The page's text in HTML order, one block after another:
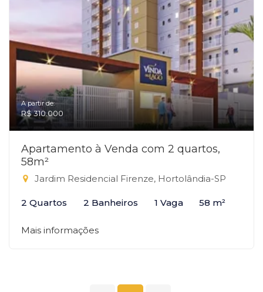
A partir de:
R$ 310.000
Apartamento à Venda com 2 quartos,
58m²
Jardim Residencial Firenze, Hortolândia-SP
2 Quartos 2 Banheiros 1 Vaga 58 m²
Mais informações